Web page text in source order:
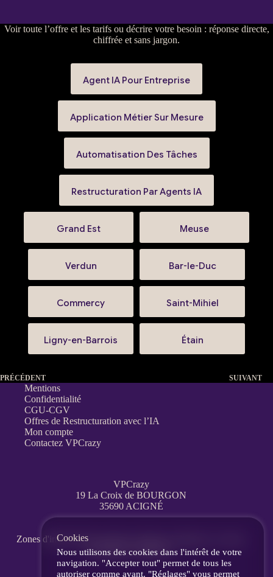
Voirtoute l’offre et les tarifsou décrire votre besoin : réponse directe,
chiffrée et sans jargon.
Agent IA Pour Entreprise
Application Métier Sur Mesure
Automatisation Des Tâches
Restructuration Par Agents IA
Grand Est Meuse
Verdun Bar-le-Duc
Commercy Saint-Mihiel
Ligny-en-Barrois Étain
PRÉCÉDENT SUIVANT
Mentions
Confidentialité
CGU-CGV
Offres de Restructuration avec l’IA
Mon compte
Contactez VPCrazy
VPCrazy
19 La Croix de BOURGON
35690 ACIGNÉ
Zones d'interventions partout en France
messagerie, téléphone.
Cookies
Nous utilisons des cookies dans l'intérêt de votre
navigation. "Accepter tout" permet de tous les
autoriser comme avant. "Réglages" vous permet